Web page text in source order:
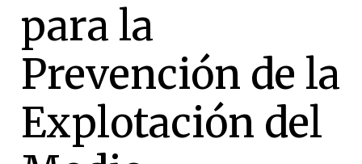
para la
Prevención de la
Explotación del